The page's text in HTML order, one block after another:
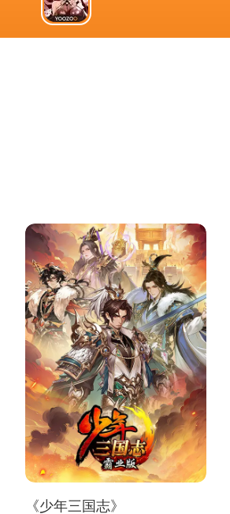
《少年三国志》